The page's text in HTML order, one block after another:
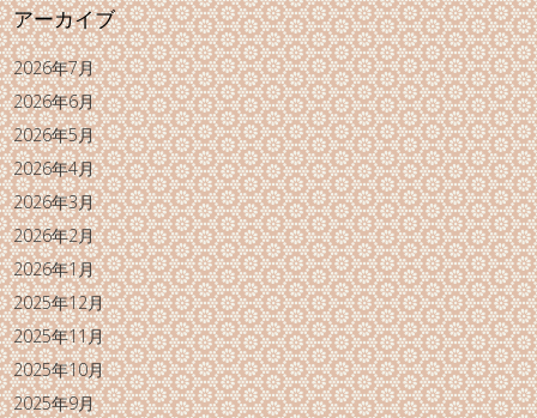
アーカイブ
2026年7月
2026年6月
2026年5月
2026年4月
2026年3月
2026年2月
2026年1月
2025年12月
2025年11月
2025年10月
2025年9月